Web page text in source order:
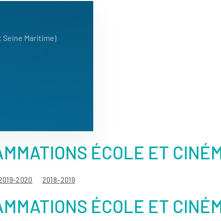
Maritime)
ÉCOLE ET
2020 2018-2019
ÉCOLE ET